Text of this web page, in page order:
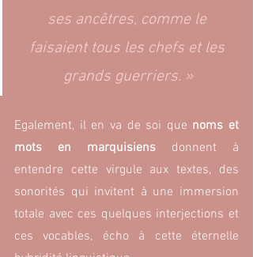
ses ancêtres, comme le
faisaient tous les chefs et les
grands guerriers. »
Egalement, il en va de soi que noms et
mots en marquisiens donnent à
entendre cette virgule aux textes, des
sonorités qui invitent à une immersion
totale avec ces quelques interjections et
ces vocables, écho à cette éternelle